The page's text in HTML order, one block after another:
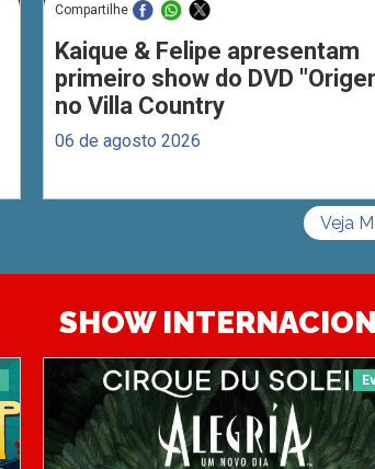
Compartilhe
Kaique & Felipe apresentam
primeiro show do DVD
no Villa Country
06 de agosto 2026
Veja
SHOW